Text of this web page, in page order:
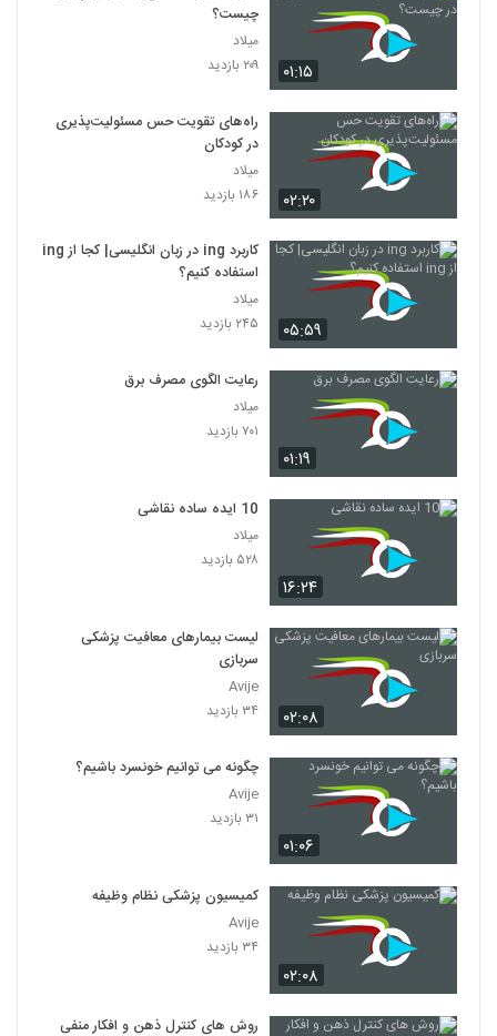
۰۱:۱۵
چیست؟
میلاد
۲۰۹ بازدید
۰۲:۲۰
راه‌های تقویت حس مسئولیت‌پذیری
در کودکان
میلاد
۱۸۶ بازدید
۰۵:۵۹
کاربرد ing در زبان انگلیسی| کجا از ing
استفاده کنیم؟
میلاد
۲۴۵ بازدید
۰۱:۱۹
رعایت الگوی مصرف برق
میلاد
۷۰۱ بازدید
۱۶:۲۴
10 ایده ساده نقاشی
میلاد
۵۲۸ بازدید
۰۲:۰۸
لیست بیمارهای معافیت پزشکی
سربازی
Avije
۳۴ بازدید
۰۱:۰۶
چگونه می توانیم خونسرد باشیم؟
Avije
۳۱ بازدید
۰۲:۰۸
کمیسیون پزشکی نظام وظیفه
Avije
۳۴ بازدید
روش های کنترل ذهن و افکار منفی